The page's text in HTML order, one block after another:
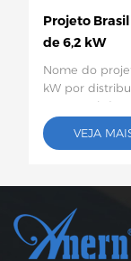
Projeto
de 6,2 kW
Nome do
kW por
2026Local do
específica: 60
kWDescrição
comércios.
saída CA
baixa tensão,
VEJA